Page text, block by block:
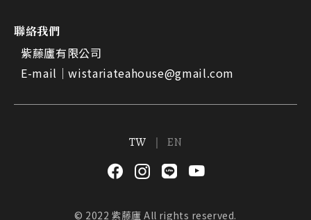
聯絡我們
紫藤廬有限公司
E-mail｜wistariateahouse@gmail.com
TW EN
© 2022 紫藤廬 All rights reserved.